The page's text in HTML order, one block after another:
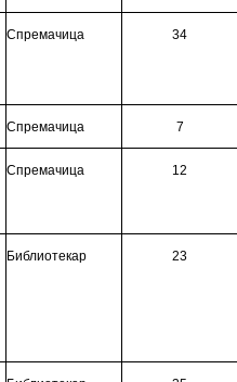
Спремачица 34
Спремачица 7
Спремачица 12
Библиотекар 23